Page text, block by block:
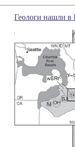
Геологи нашли в